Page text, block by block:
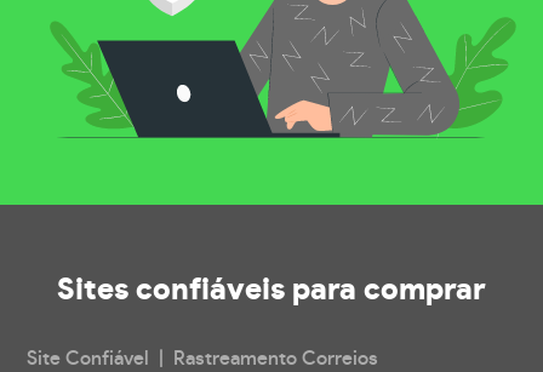
Sites confiáveis para comprar
Site Confiável | Rastreamento Correios